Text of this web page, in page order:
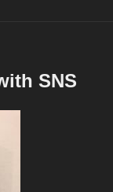
SNS